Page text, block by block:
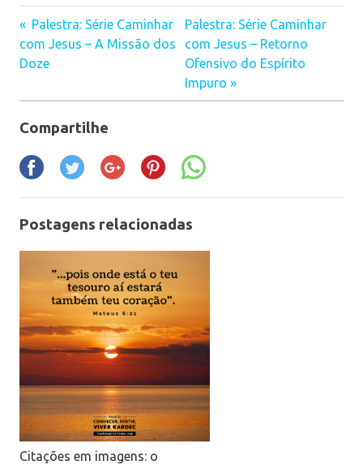
Navegação
de
Post
Palestra: Série Caminhar
com Jesus – A Missão dos
Doze
Palestra: Série Caminhar
com Jesus – Retorno
Ofensivo do Espírito
Impuro
Compartilhe
Postagens relacionadas
Citações em imagens: o